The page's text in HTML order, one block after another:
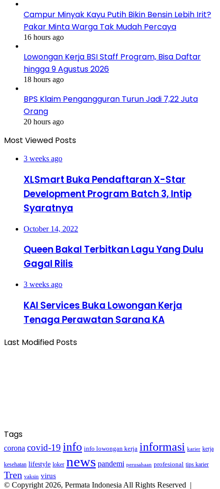
Campur Minyak Kayu Putih Bikin Bensin Lebih Irit?
Pakar Minta Warga Tak Mudah Percaya
16 hours ago
Lowongan Kerja BSI Staff Program, Bisa Daftar
hingga 9 Agustus 2026
18 hours ago
BPS Klaim Pengangguran Turun Jadi 7,22 Juta
Orang
20 hours ago
Most Viewed Posts
3 weeks ago
XLSmart Buka Pendaftaran X-Star
Development Program Batch 3, Intip
Syaratnya
October 14, 2022
Queen Bakal Terbitkan Lagu Yang Dulu
Gagal Rilis
3 weeks ago
KAI Services Buka Lowongan Kerja
Tenaga Perawatan Sarana KA
Last Modified Posts
Tags
corona covid-19 info info lowongan kerja informasi karier kerja
kesehatan lifestyle loker news pandemi perusahaan profesional tips karier
Tren vaksin virus
© Copyright 2026, Permata Indonesia All Rights Reserved |